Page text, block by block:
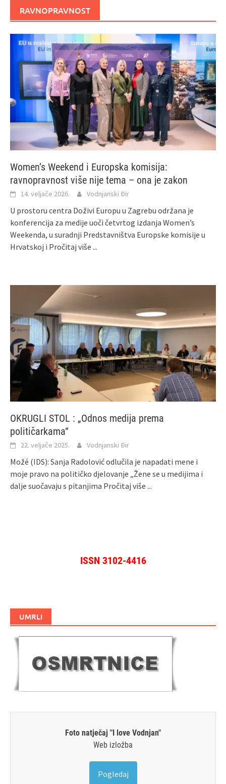
RAVNOPRAVNOST
Women’s Weekend i Europska komisija:
ravnopravnost više nije tema – ona je zakon
14. veljače 2026. Vodnjanski Đir
U prostoru centra Doživi Europu u Zagrebu održana je
konferencija za medije uoči četvrtog izdanja Women’s
Weekenda, u suradnji Predstavništva Europske komisije u
Hrvatskoj i Pročitaj više ...
OKRUGLI STOL : „Odnos medija prema
političarkama“
22. veljače 2025. Vodnjanski Đir
Možé (IDS): Sanja Radolović odlučila je napadati mene i
moje pravo na političko djelovanje „Žene se u medijima i
dalje suočavaju s pitanjima Pročitaj više ...
ISSN 3102-4416
UMRLI
Foto natječaj "I love Vodnjan"
Web izložba
Pogledaj